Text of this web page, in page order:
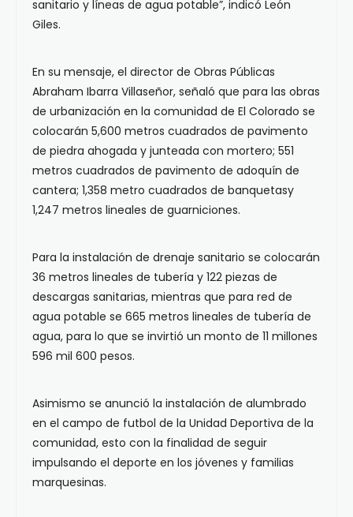
sanitario y líneas de agua potable”, indicó León
Giles.
En su mensaje, el director de Obras Públicas
Abraham Ibarra Villaseñor, señaló que para las obras
de urbanización en la comunidad de El Colorado se
colocarán 5,600 metros cuadrados de pavimento
de piedra ahogada y junteada con mortero; 551
metros cuadrados de pavimento de adoquín de
cantera; 1,358 metro cuadrados de banquetasy
1,247 metros lineales de guarniciones.
Para la instalación de drenaje sanitario se colocarán
36 metros lineales de tubería y 122 piezas de
descargas sanitarias, mientras que para red de
agua potable se 665 metros lineales de tubería de
agua, para lo que se invirtió un monto de 11 millones
596 mil 600 pesos.
Asimismo se anunció la instalación de alumbrado
en el campo de futbol de la Unidad Deportiva de la
comunidad, esto con la finalidad de seguir
impulsando el deporte en los jóvenes y familias
marquesinas.